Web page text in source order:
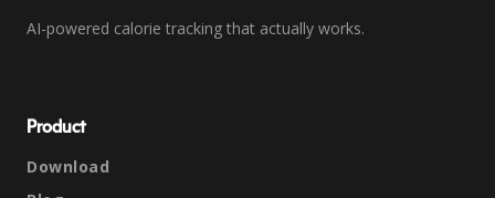
AI-powered calorie tracking that actually works.
Product
Download